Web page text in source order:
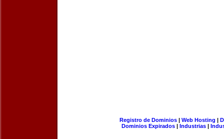
Registro de Dominios| Web Hosting |
Dominios Expirados | Industrias |